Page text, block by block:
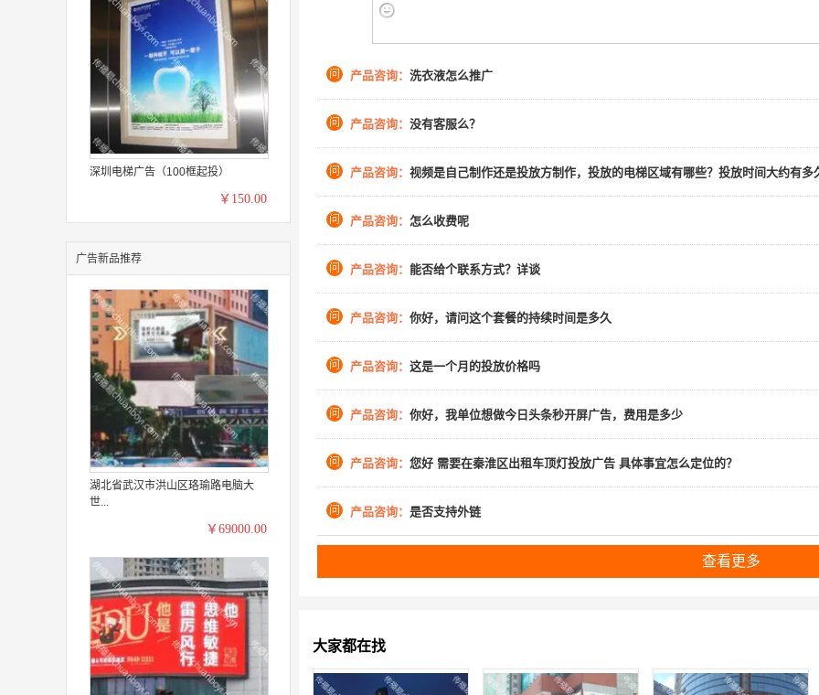
深圳电梯广告（100框起投）
￥150.00
广告新品推荐
湖北省武汉市洪山区珞瑜路电脑大
世...
￥69000.00
问 产品咨询： 洗衣液怎么推广
问 产品咨询： 没有客服么？
问 产品咨询： 视频是自己制作还是投放方制作，投放的电梯区域有哪些？投放时间大约有
问 产品咨询： 怎么收费呢
问 产品咨询： 能否给个联系方式？详谈
问 产品咨询： 你好，请问这个套餐的持续时间是多久
问 产品咨询： 这是一个月的投放价格吗
问 产品咨询： 你好，我单位想做今日头条秒开屏广告，费用是多少
问 产品咨询： 您好 需要在秦淮区出租车顶灯投放广告 具体事宜怎么定位的？
问 产品咨询： 是否支持外链
查看更多
大家都在找